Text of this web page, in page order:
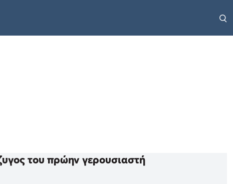
του πρώην γερουσιαστή